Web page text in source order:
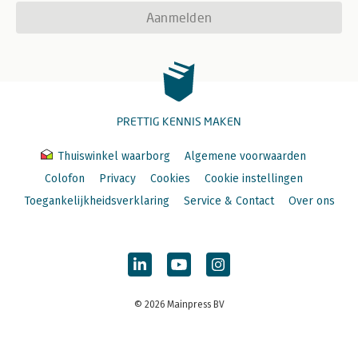
8.2.4 Geaggregeerde Data
8.3 Elementair rapport van een ?2-toets
8.3.1 Design
8.3.2 Mate van controle
8.3.3 Hypothesen
8.3.4 Geaggregeerde data
8.3.5 Toetsingsgrootheid, df en p-waarde
8.3.9 Aansturing van spss
Aanmelden
PRETTIG KENNIS MAKEN
Thuiswinkel waarborg
Algemene voorwaarden
Colofon
Privacy Cookies
Cookie instellingen
Toegankelijkheidsverklaring
Service & Contact Over ons
© 2026 Mainpress BV